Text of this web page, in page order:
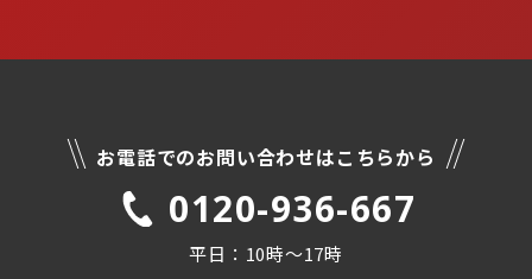
お電話でのお問い合わせはこちらから
0120-936-667
平日：10時〜17時